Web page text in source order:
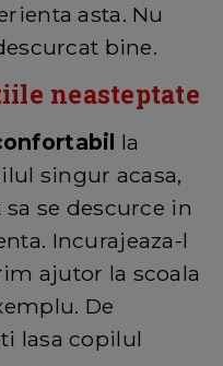
asta. Nu
bine.
neasteptate
la
singur acasa,
se descurce in
Incurajeaza-l
ajutor la scoala
De
lasa copilul